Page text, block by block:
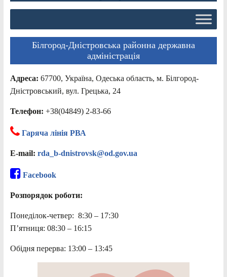
Білгород-Дністровська районна державна
адміністрація
Адреса: 67700, Україна, Одеська область, м. Білгород-
Дністровський, вул. Грецька, 24
Телефон: +38(04849) 2-83-66
Гаряча лінія РВА
E-mail: rda_b-dnistrovsk@od.gov.ua
Facebook
Розпорядок роботи:
Понеділок-четвер: 8:30 – 17:30
П’ятниця: 08:30 – 16:15
Обідня перерва: 13:00 – 13:45